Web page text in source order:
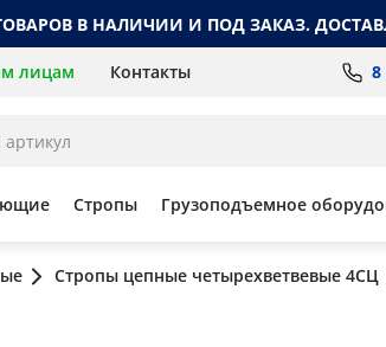
В НАЛИЧИИ И ПОД ЗАКАЗ.
лицам Контакты 8
Стропы Грузоподъемное
Стропы цепные четырехветвевые 4СЦ